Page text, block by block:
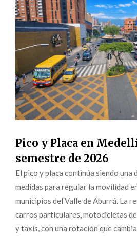
Pico y Placa en
semestre de 2026
El pico y placa continúa siendo una
medidas para regular la movilidad
municipios del Valle de Aburrá. La
carros particulares, motocicletas
y taxis, con una rotación que